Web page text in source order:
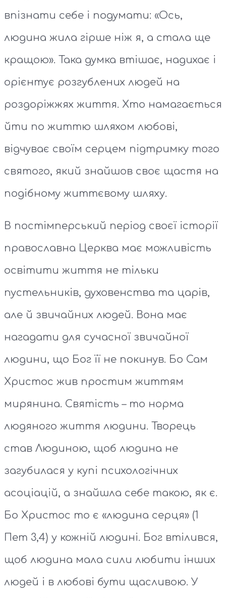
впізнати себе і подумати: «Ось,
людина жила гірше ніж я, а стала ще
кращою». Така думка втішає, надихає і
орієнтує розгублених людей на
роздоріжжях життя. Хто намагається
йти по життю шляхом любові,
відчуває своїм серцем підтримку того
святого, який знайшов своє щастя на
подібному життєвому шляху.
В постімперський період своєї історії
православна Церква має можливість
освітити життя не тільки
пустельників, духовенства та царів,
але й звичайних людей. Вона має
нагадати для сучасної звичайної
людини, що Бог її не покинув. Бо Сам
Христос жив простим життям
мирянина. Святість – то норма
людяного життя людини. Творець
став Людиною, щоб людина не
загубилася у купі психологічних
асоціацій, а знайшла себе такою, як є.
Бо Христос то є «людина серця» (1
Пет 3,4) у кожній людині. Бог втілився,
щоб людина мала сили любити інших
людей і в любові бути щасливою. У